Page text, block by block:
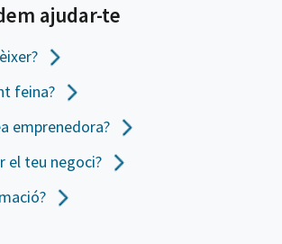
ajudar-te
feina?
emprenedora?
el teu negoci?